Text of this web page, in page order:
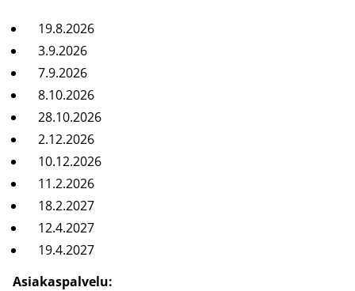
19.8.2026
3.9.2026
7.9.2026
8.10.2026
28.10.2026
2.12.2026
10.12.2026
11.2.2026
18.2.2027
12.4.2027
19.4.2027
Asia­kas­pal­ve­lu: